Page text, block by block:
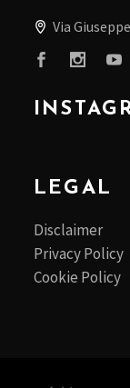
Via
LEGAL
Disclaimer
Privacy Policy
Cookie Policy